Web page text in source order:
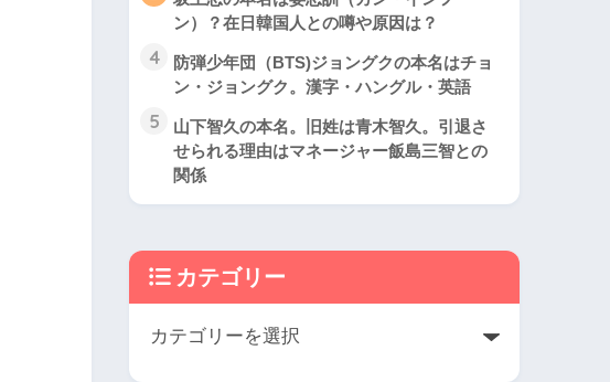
ン）？在日韓国人との噂や原因は？
4
防弾少年団（BTS)ジョングクの本名はチョ
ン・ジョングク。漢字・ハングル・英語
5
山下智久の本名。旧姓は青木智久。引退さ
せられる理由はマネージャー飯島三智との
関係
カテゴリー